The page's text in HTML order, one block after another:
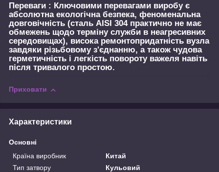
Переваги : Ключовими перевагами виробу є
абсолютна екологічна безпека, феноменальна
довговічність (сталь AISI 304 практично не має
обмежень щодо терміну служби в неагресивних
середовищах), висока ремонтопридатність вузла
завдяки різьбовому з'єднанню, а також чудова
герметичність і легкість повороту важеля навіть
після тривалого простою.
Приховати
Характеристики
Основні
Країна виробник
Китай
Тип затвору
Кульовий